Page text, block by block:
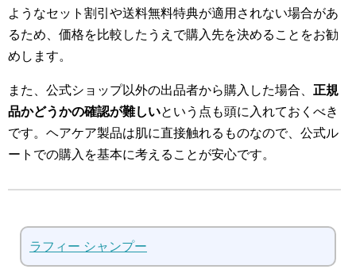
ようなセット割引や送料無料特典が適用されない場合があ
るため、価格を比較したうえで購入先を決めることをお勧
めします。
また、公式ショップ以外の出品者から購入した場合、 正規
品かどうかの確認が難しいという点も頭に入れておくべき
です。ヘアケア製品は肌に直接触れるものなので、公式ル
ートでの購入を基本に考えることが安心です。
ラフィー シャンプー